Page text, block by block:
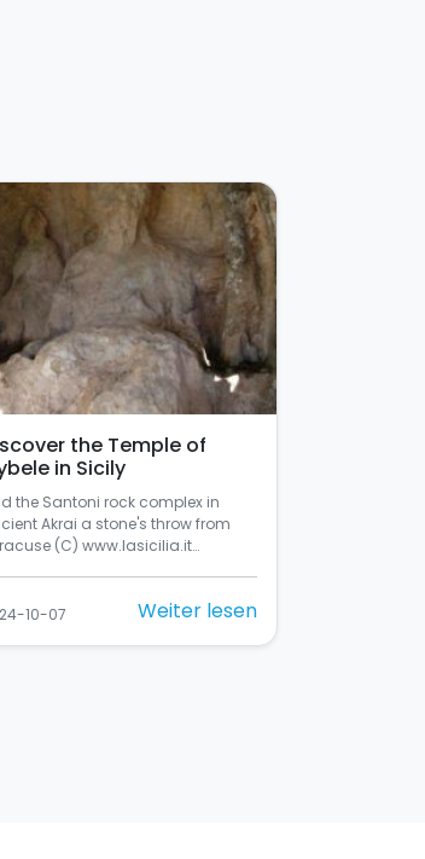
the Temple of
in Sicily
the Santoni rock complex in
Akrai a stone's throw from
(C) www.lasicilia.it…
10-07 Weiter lesen